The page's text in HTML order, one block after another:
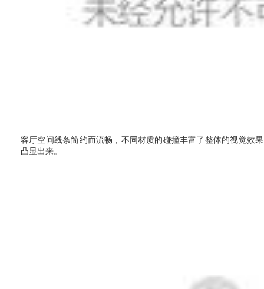
客厅空间线条简约而流畅，不同材质的碰撞丰富了整体的视觉效
凸显出来。